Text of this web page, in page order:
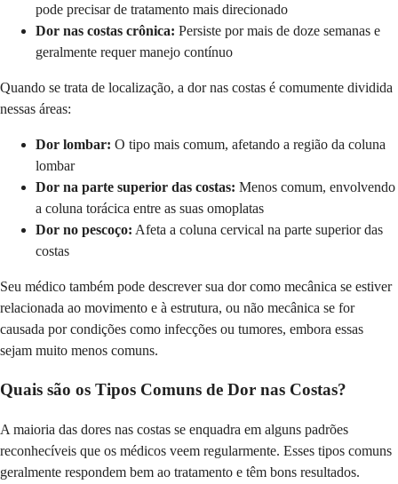
pode precisar de tratamento mais direcionado
Dor nas costas crônica: Persiste por mais de doze semanas e
geralmente requer manejo contínuo
Quando se trata de localização, a dor nas costas é comumente dividida
nessas áreas:
Dor lombar: O tipo mais comum, afetando a região da coluna
lombar
Dor na parte superior das costas: Menos comum, envolvendo
a coluna torácica entre as suas omoplatas
Dor no pescoço: Afeta a coluna cervical na parte superior das
costas
Seu médico também pode descrever sua dor como mecânica se estiver
relacionada ao movimento e à estrutura, ou não mecânica se for
causada por condições como infecções ou tumores, embora essas
sejam muito menos comuns.
Quais são os Tipos Comuns de Dor nas Costas?
A maioria das dores nas costas se enquadra em alguns padrões
reconhecíveis que os médicos veem regularmente. Esses tipos comuns
geralmente respondem bem ao tratamento e têm bons resultados.